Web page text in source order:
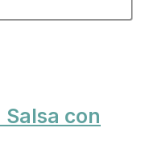
con